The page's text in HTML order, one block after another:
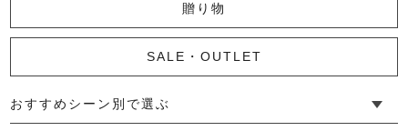
贈り物
SALE・OUTLET
おすすめシーン別で選ぶ